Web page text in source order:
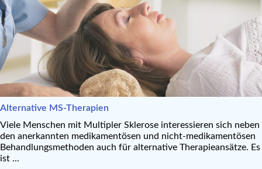
Alternative MS-Therapien
Viele Menschen mit Multipler Sklerose interessieren sich neben
den anerkannten medikamentösen und nicht-medikamentösen
Behandlungsmethoden auch für alternative Therapieansätze. Es
ist ...